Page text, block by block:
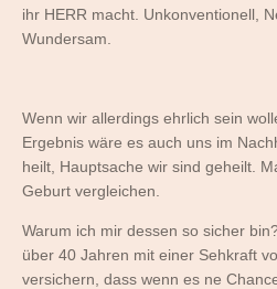
ihr HERR macht. Unkonventionell,
Wundersam.
Wenn wir allerdings ehrlich sein
Ergebnis wäre es auch uns im
heilt, Hauptsache wir sind geheilt.
Geburt vergleichen.
Warum ich mir dessen so sicher
über 40 Jahren mit einer Sehkraft
versichern, dass wenn es ne